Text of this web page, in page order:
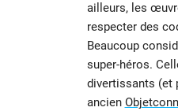
ailleurs, les
respecter des
Beaucoup
super-héros.
divertissants (et
ancien